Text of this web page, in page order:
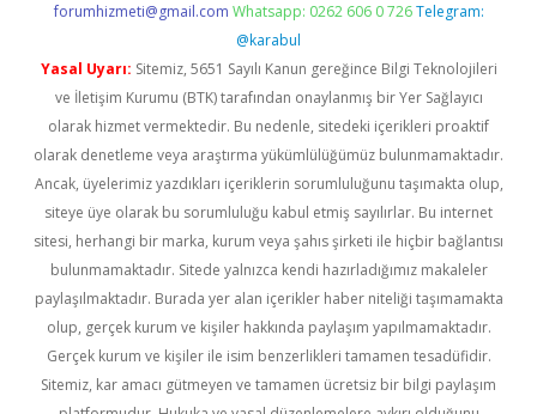
forumhizmeti@gmail.com Whatsapp: 0262 606 0 726 Telegram:
@karabul
Yasal Uyarı: Sitemiz, 5651 Sayılı Kanun gereğince Bilgi Teknolojileri
ve İletişim Kurumu (BTK) tarafından onaylanmış bir Yer Sağlayıcı
olarak hizmet vermektedir. Bu nedenle, sitedeki içerikleri proaktif
olarak denetleme veya araştırma yükümlülüğümüz bulunmamaktadır.
Ancak, üyelerimiz yazdıkları içeriklerin sorumluluğunu taşımakta olup,
siteye üye olarak bu sorumluluğu kabul etmiş sayılırlar. Bu internet
sitesi, herhangi bir marka, kurum veya şahıs şirketi ile hiçbir bağlantısı
bulunmamaktadır. Sitede yalnızca kendi hazırladığımız makaleler
paylaşılmaktadır. Burada yer alan içerikler haber niteliği taşımamakta
olup, gerçek kurum ve kişiler hakkında paylaşım yapılmamaktadır.
Gerçek kurum ve kişiler ile isim benzerlikleri tamamen tesadüfidir.
Sitemiz, kar amacı gütmeyen ve tamamen ücretsiz bir bilgi paylaşım